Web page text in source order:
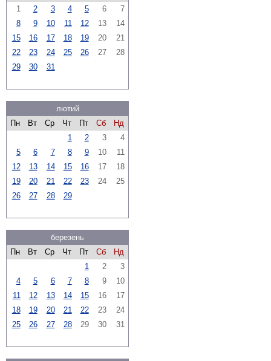
1
2 3 4 5 6
7
8
9 10 11 12 13
14
15
16 17 18 19 20
21
22
23 24 25 26 27
28
29
30 31
лютий
Пн
Вт Ср Чт Пт Сб
Нд
1
2 3
4
5
6 7 8 9 10
11
12
13 14 15 16 17
18
19
20 21 22 23 24
25
26
27 28 29
березень
Пн
Вт Ср Чт Пт Сб
Нд
1
2
3
4
5 6 7 8 9
10
11
12 13 14 15 16
17
18
19 20 21 22 23
24
25
26 27 28 29 30 31